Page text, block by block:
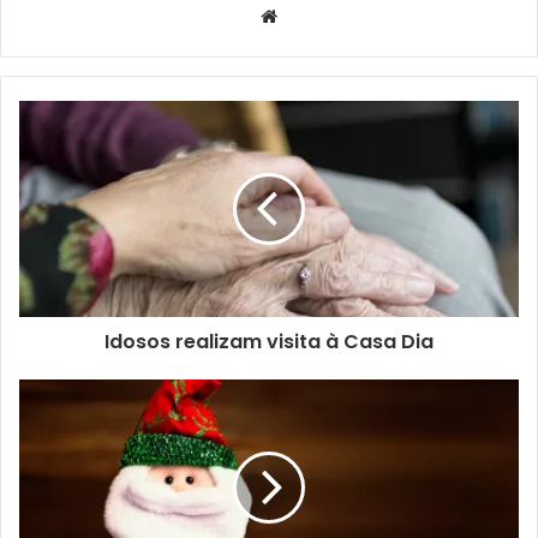
lembrava de fatos e nomes não existe mais, porém ainda
fazer com que eles vivam com emoção. Seja assistindo
filmes de comédia ou comendo suas comidas prediletas”,
disse.
A palestra tem duração de uma hora, é gratuita e não
requer inscrição prévia. Interessados podem apenas
comparecer ao local do evento. Ao todo são esperadas
cerca 60 pessoas.
O projeto –O evento faz parte do projeto de extensão do
GESEN, denominado “Aprimoramento da Linha de Cuidado
ao Idoso”. O encontro de “Cuidadores e Familiares de
Idosos com Alzheimer” é uma atividade mensal deste
projeto. “Estas atividades são momentos especiais
Website
Idosos realizam visita à Casa Dia